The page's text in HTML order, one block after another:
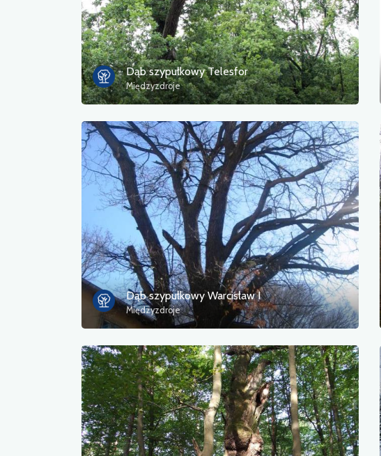
Dąb szypułkowy Telesfor
Międzyzdroje
Dąb szypułkowy Warcisław I
Międzyzdroje